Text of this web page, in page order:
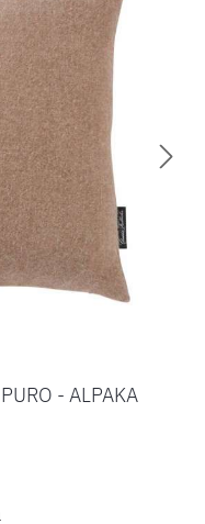
- ALPAKA